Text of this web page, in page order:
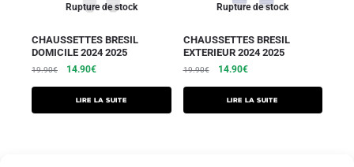
Rupture de stock
CHAUSSETTES BRESIL
DOMICILE 2024 2025
19.90€ 14.90€
Lire la suite
Rupture de stock
CHAUSSETTES BRESIL
EXTERIEUR 2024 2025
19.90€ 14.90€
Lire la suite